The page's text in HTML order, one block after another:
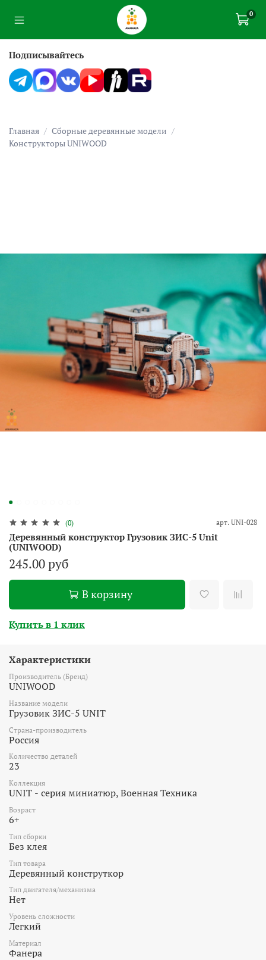
0
Главная
Сборные деревянные модели
Конструкторы UNIWOOD
(0) арт. UNI-028
Деревянный конструктор Грузовик ЗИС-5 Unit
(UNIWOOD)
245.00 руб
В корзину
Купить в 1 клик
Характеристики
Производитель (Бренд)
UNIWOOD
Название модели
Грузовик ЗИС-5 UNIT
Страна-производитель
Россия
Количество деталей
23
Коллекция
UNIT - серия миниатюр, Военная Техника
Возраст
6+
Тип сборки
Без клея
Тип товара
Деревянный конструткор
Тип двигателя/механизма
Нет
Уровень сложности
Легкий
Материал
Фанера
Подписывайтесь